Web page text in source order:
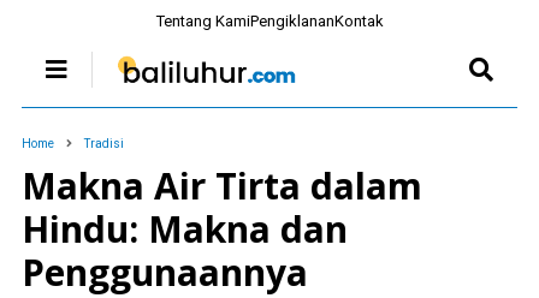
Tentang KamiPengiklananKontak
Home Tradisi
Makna Air Tirta dalam
Hindu: Makna dan
Penggunaannya